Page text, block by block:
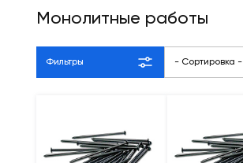
Монолитные работы
Фильтры - Сортировка -